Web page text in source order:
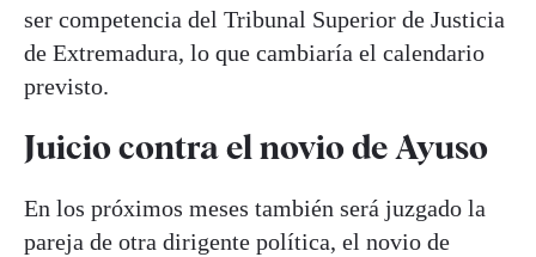
ser competencia del Tribunal Superior de Justicia
de Extremadura, lo que cambiaría el calendario
previsto.
Juicio contra el novio de Ayuso
En los próximos meses también será juzgado la
pareja de otra dirigente política, el novio de